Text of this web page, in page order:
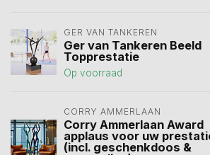
GER VAN TANKEREN
Ger van Tankeren Beeld
Topprestatie
Op voorraad
CORRY AMMERLAAN
Corry Ammerlaan Award
applaus voor uw
(incl. geschenkdoos &